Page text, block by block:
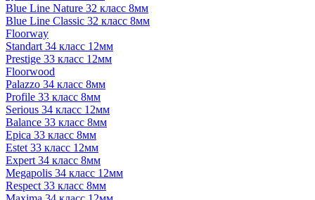
Blue Line Nature 32 класс 8мм
Blue Line Classic 32 класс 8мм
Floorway
Standart 34 класс 12мм
Prestige 33 класс 12мм
Floorwood
Palazzo 34 класс 8мм
Profile 33 класс 8мм
Serious 34 класс 12мм
Balance 33 класс 8мм
Epica 33 класс 8мм
Estet 33 класс 12мм
Expert 34 класс 8мм
Megapolis 34 класс 12мм
Respect 33 класс 8мм